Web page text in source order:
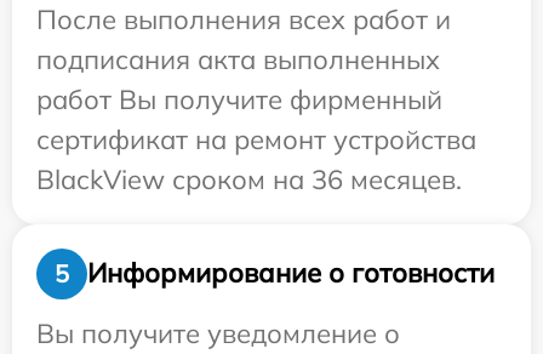
После выполнения всех работ и
подписания акта выполненных
работ Вы получите фирменный
сертификат на ремонт устройства
BlackView сроком на 36 месяцев.
5
Информирование о готовности
Вы получите уведомление о